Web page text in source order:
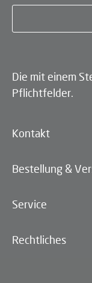
Die mit einem
Pflichtfelder.
Kontakt
Bestellung &
Service
Rechtliches